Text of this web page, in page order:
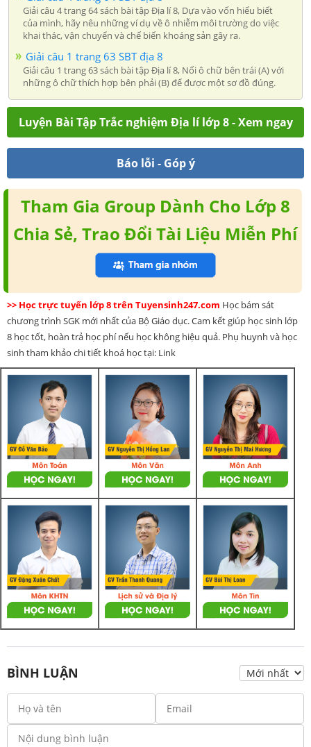
Giải câu 4 trang 64 sách bài tập Địa lí 8, Dựa vào vốn hiểu biết
của mình, hãy nêu những ví dụ về ô nhiễm môi trường do việc
khai thác, vận chuyển và chế biến khoáng sản gây ra.
Giải câu 1 trang 63 SBT địa 8
Giải câu 1 trang 63 sách bài tập Địa lí 8, Nối ô chữ bên trái (A) với
những ô chữ thích hợp bên phải (B) để được một sơ đồ đúng.
Luyện Bài Tập Trắc nghiệm Địa lí lớp 8 - Xem ngay
Báo lỗi - Góp ý
Tham Gia Group Dành Cho Lớp 8
Chia Sẻ, Trao Đổi Tài Liệu Miễn Phí
>> Học trực tuyến lớp 8 trên Tuyensinh247.com Học bám sát
chương trình SGK mới nhất của Bộ Giáo dục. Cam kết giúp học sinh lớp
8 học tốt, hoàn trả học phí nếu học không hiệu quả. Phụ huynh và học
sinh tham khảo chi tiết khoá học tại: Link
BÌNH LUẬN